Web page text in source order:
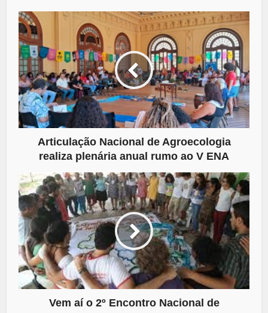
Articulação Nacional de Agroecologia
realiza plenária anual rumo ao V ENA
Vem aí o 2º Encontro Nacional de